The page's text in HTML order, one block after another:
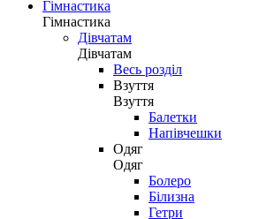
Гімнастика
Гімнастика
Дівчатам
Дівчатам
Весь розділ
Взуття
Взуття
Балетки
Напівчешки
Одяг
Одяг
Болеро
Білизна
Гетри